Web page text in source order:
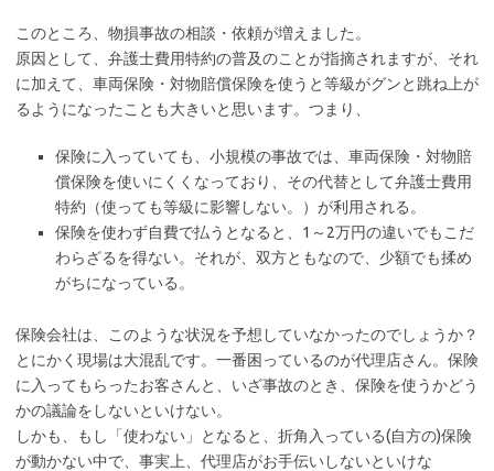
このところ、物損事故の相談・依頼が増えました。
原因として、弁護士費用特約の普及のことが指摘されますが、それ
に加えて、車両保険・対物賠償保険を使うと等級がグンと跳ね上が
るようになったことも大きいと思います。つまり、
保険に入っていても、小規模の事故では、車両保険・対物賠
償保険を使いにくくなっており、その代替として弁護士費用
特約（使っても等級に影響しない。）が利用される。
保険を使わず自費で払うとなると、1～2万円の違いでもこだ
わらざるを得ない。それが、双方ともなので、少額でも揉め
がちになっている。
保険会社は、このような状況を予想していなかったのでしょうか？
とにかく現場は大混乱です。一番困っているのが代理店さん。保険
に入ってもらったお客さんと、いざ事故のとき、保険を使うかどう
かの議論をしないといけない。
しかも、もし「使わない」となると、折角入っている(自方の)保険
が動かない中で、事実上、代理店がお手伝いしないといけな